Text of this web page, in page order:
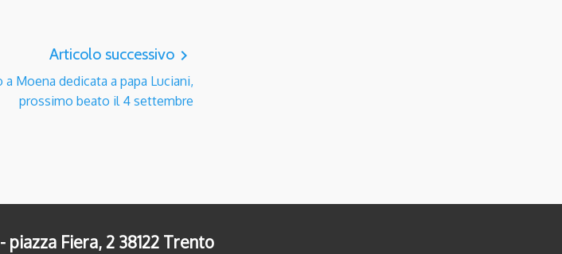
Articolo successivo navigate_next
Moena dedicata a papa Luciani,
prossimo beato il 4 settembre
Fiera, 2 38122 Trento